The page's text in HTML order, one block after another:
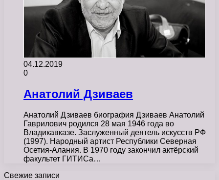
04.12.2019
0
Анатолий Дзиваев
Анатолий Дзиваев биография Дзиваев Анатолий
Гаврилович родился 28 мая 1946 года во
Владикавказе. Заслуженный деятель искусств РФ
(1997). Народный артист Республики Северная
Осетия-Алания. В 1970 году закончил актёрский
факультет ГИТИСа…
Свежие записи